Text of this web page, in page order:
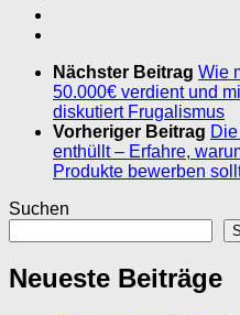
Nächster Beitrag Wie
50.000€ verdient und
diskutiert Frugalismus
Vorheriger Beitrag
enthüllt – Erfahre,
Produkte bewerben
Suchen
Neueste Beiträge